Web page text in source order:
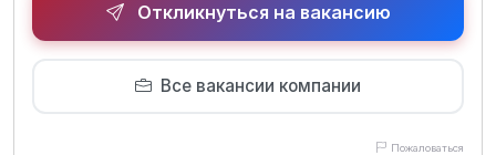
Откликнуться на вакансию
Все вакансии компании
Пожаловаться